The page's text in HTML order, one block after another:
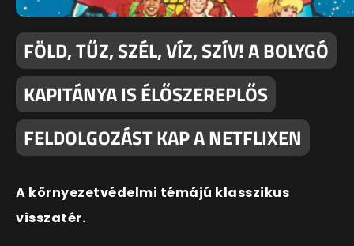
FÖLD, TŰZ, SZÉL, VÍZ, SZÍV! A BOLYGÓ
KAPITÁNYA IS ÉLŐSZEREPLŐS
FELDOLGOZÁST KAP A NETFLIXEN
A környezetvédelmi témájú klasszikus
visszatér.